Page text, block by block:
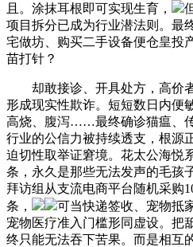
且。涂抹耳根即可实现生育，
项目拆分已成为行业潜法则。最
宅做坊、购买二手设备便仓皇投
苗打针？
却敢接诊、开具处方，高价者
形成现实性欺诈。短短数日内便
高烧、腹泻……最终确诊猫瘟、
行业的公信力被持续透支，根源
迫切性取举证窘境。花太公海悦
条，永久是那些无法发声的毛孩
拜访组从支流电商平台随机采购
条，
可当快递签收、宠物抵
宠物医疗准入门槛形同虚设。把
终只能无法吞下苦果。而是相互